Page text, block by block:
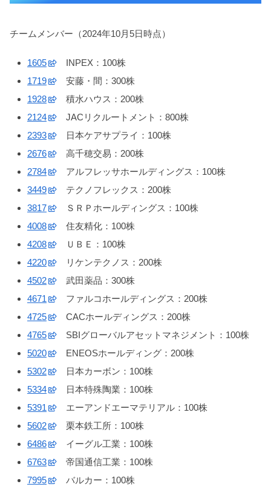
チームメンバー（2024年10月5日時点）
1605
INPEX：100株
1719
安藤・間：300株
1928
積水ハウス：200株
2124
JACリクルートメント：800株
2393
日本ケアサプライ：100株
2676
高千穂交易：200株
2784
アルフレッサホールディングス：100株
3449
テクノフレックス：200株
3817
ＳＲＰホールディングス：100株
4008
住友精化：100株
4208
ＵＢＥ：100株
4220
リケンテクノス：200株
4502
武田薬品：300株
4671
ファルコホールディングス：200株
4725
CACホールディングス：200株
4765
SBIグローバルアセットマネジメント：100株
5020
ENEOSホールディング：200株
5302
日本カーボン：100株
5334
日本特殊陶業：100株
5391
エーアンドエーマテリアル：100株
5602
栗本鉄工所：100株
6486
イーグル工業：100株
6763
帝国通信工業：100株
7995
バルカー：100株